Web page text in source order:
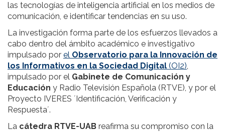
las tecnologías de inteligencia artificial en los medios de
comunicación, e identificar tendencias en su uso.
La investigación forma parte de los esfuerzos llevados a
cabo dentro del ámbito académico e investigativo
impulsado por el Observatorio para la Innovación de
los Informativos en la Sociedad Digital (OI2),
impulsado por el Gabinete de Comunicación y
Educación y Radio Televisión Española (RTVE), y por el
Proyecto IVERES ´Identificación, Verificación y
Respuesta´.
La cátedra RTVE-UAB reafirma su compromiso con la